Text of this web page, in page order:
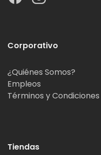
Corporativo
¿Quiénes Somos?
Empleos
Términos y Condiciones
Tiendas